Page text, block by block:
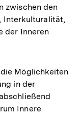
zwischen den
Interkulturalität,
der Inneren
Möglichkeiten
in der
Innere